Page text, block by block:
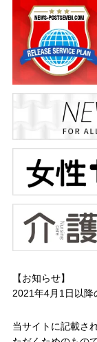
【お知らせ】
2021年4月1日以降
当サイトに記載さ